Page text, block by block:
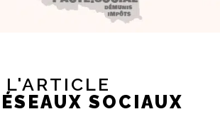
L'ARTICLE
SOCIAUX